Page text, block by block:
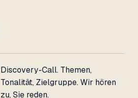
Discovery-Call. Themen,
Tonalität, Zielgruppe. Wir hören
zu, Sie reden.